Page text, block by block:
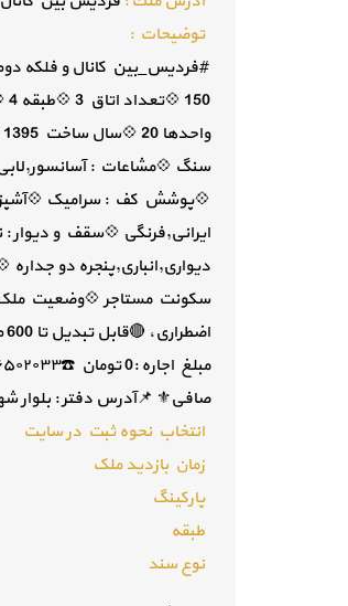
توضيحات :
سنگ 💠مشاعات :
💠پوشش کف : سرامیک
ایرانی,فرنگی 💠سقف و
دیواری,انباری,پنجره دو
سکونت مستاجر 💠وضعیت ملک :
صافی⚜ 📌آدرس دفتر : بلوار شهدا ،
انتخاب نحوه ثبت در سایت
زمان بازدید ملک
پارکینگ
طبقه
نوع سند